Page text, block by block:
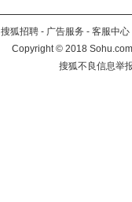
搜狐招聘 - 广告服务 - 客服中心
Copyright©2018
搜狐不良信息举